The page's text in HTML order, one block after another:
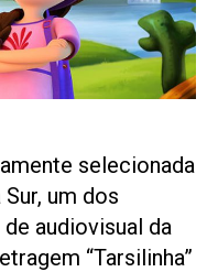
selecionada
um dos
audiovisual da
“Tarsilinha”